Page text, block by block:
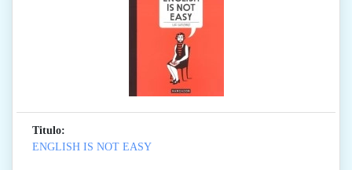
Titulo:
ENGLISH IS NOT EASY